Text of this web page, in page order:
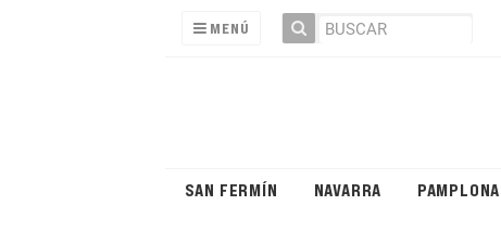
MENÚ
SAN FERMÍN NAVARRA PAMPLONA